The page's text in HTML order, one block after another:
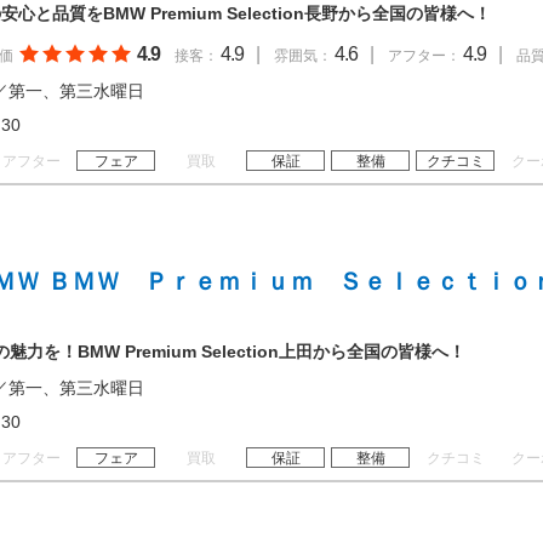
心と品質をBMW Premium Selection長野から全国の皆様へ！
4.9 接客： 4.9 雰囲気： 4.6 アフター： 4.9 品
第一、第三水曜日
アフター フェア 買取 保証 整備 クチコミ ク
Ｗ ＢＭＷ Ｐｒｅｍｉｕｍ Ｓｅｌｅｃｔｉ
魅力を！BMW Premium Selection上田から全国の皆様へ！
第一、第三水曜日
アフター フェア 買取 保証 整備 クチコミ ク